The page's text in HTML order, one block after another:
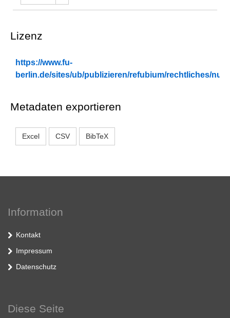
Lizenz
https://www.fu-
berlin.de/sites/ub/publizieren/refubium/rechtliches/
Metadaten exportieren
Excel CSV BibTeX
Information
Kontakt
Impressum
Datenschutz
Diese Seite